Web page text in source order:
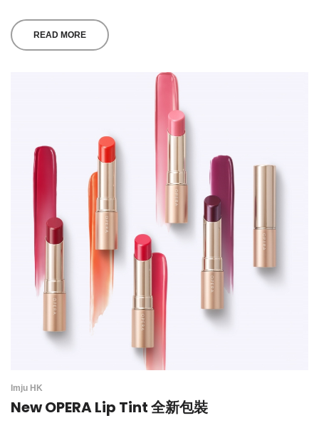
READ MORE
Imju HK
New OPERA Lip Tint 全新包裝